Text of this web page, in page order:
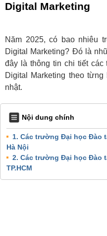
Digital Marketing
Năm 2025, có bao nhiêu
Digital Marketing? Đó là
đây là thông tin chi tiết
Digital Marketing theo
nhật.
Nội dung chính
1. Các trường Đại học Đào
Hà Nội
2. Các trường Đại học Đào
TP.HCM